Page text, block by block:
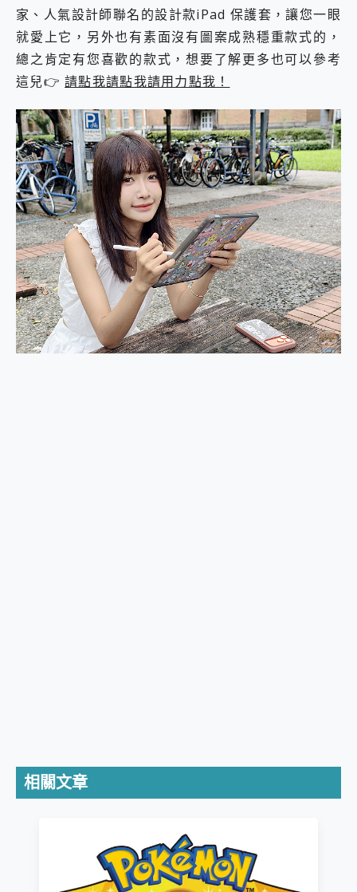
家、人氣設計師聯名的設計款iPad 保護套，讓您一眼
就愛上它，另外也有素面沒有圖案成熟穩重款式的，
總之肯定有您喜歡的款式，想要了解更多也可以參考
這兒👉請點我請點我請用力點我！
相關文章